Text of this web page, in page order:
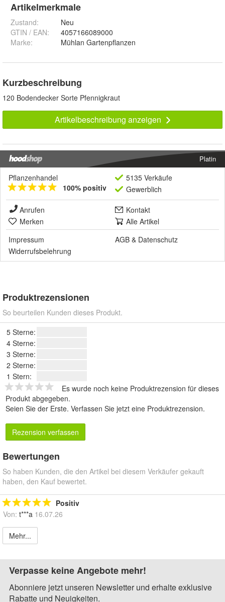
Artikelmerkmale
Zustand:
Neu
GTIN / EAN:
4057166089000
Marke:
Mühlan Gartenpflanzen
Kurzbeschreibung
120 Bodendecker Sorte Pfennigkraut
Artikelbeschreibung anzeigen
Platin
Pflanzenhandel
100% positiv
5135 Verkäufe
Gewerblich
Anrufen
Kontakt
Merken
Alle Artikel
Impressum
AGB & Datenschutz
Widerrufsbelehrung
Produktrezensionen
So beurteilen Kunden dieses Produkt.
5 Sterne:
4 Sterne:
3 Sterne:
2 Sterne:
1 Stern:
Es wurde noch keine Produktrezension für dieses
Produkt abgegeben.
Seien Sie der Erste. Verfassen Sie jetzt eine Produktrezension.
Rezension verfassen
Bewertungen
So haben Kunden, die den Artikel bei diesem Verkäufer gekauft
haben, den Kauf bewertet.
Positiv
Von: t***a 16.07.26
Mehr...
Verpasse keine Angebote mehr!
Abonniere jetzt unseren Newsletter und erhalte exklusive
Rabatte und Neuigkeiten.